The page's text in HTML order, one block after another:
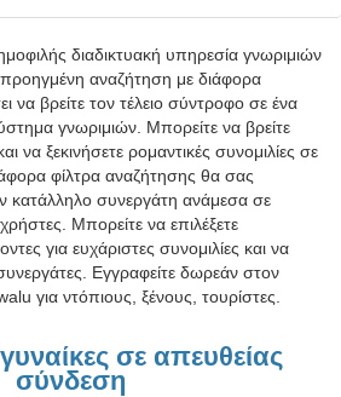
διαδικτυακή υπηρεσία γνωριμιών
αναζήτηση με διάφορα
να βρείτε τον τέλειο σύντροφο σε ένα
γνωριμιών. Μπορείτε να βρείτε
να ξεκινήσετε ρομαντικές συνομιλίες σε
φίλτρα αναζήτησης θα σας
κατάλληλο συνεργάτη ανάμεσα σε
Μπορείτε να επιλέξετε
για ευχάριστες συνομιλίες και να
Εγγραφείτε δωρεάν στον
για ντόπιους, ξένους, τουρίστες.
σε απευθείας
σύνδεση